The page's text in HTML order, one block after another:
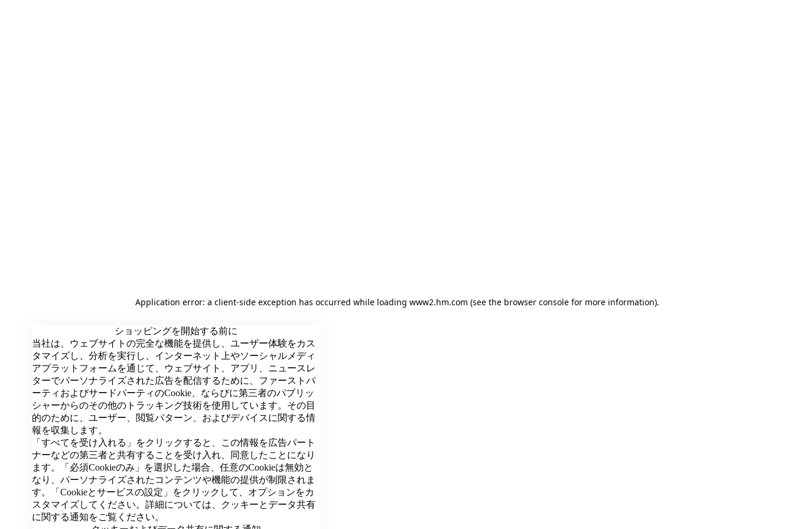
Application error: a client-side exception has occurred while loading www2.hm.com (see the browser console for more information).
ショッピングを開始する前に
当社は、ウェブサイトの完全な機能を提供し、ユーザー体験をカス
タマイズし、分析を実行し、インターネット上やソーシャルメディ
アプラットフォームを通じて、ウェブサイト、アプリ、ニュースレ
ターでパーソナライズされた広告を配信するために、ファーストパ
ーティおよびサードパーティのCookie、ならびに第三者のパブリッ
シャーからのその他のトラッキング技術を使用しています。その目
的のために、ユーザー、閲覧パターン、およびデバイスに関する情
報を収集します。
「すべてを受け入れる」をクリックすると、この情報を広告パート
ナーなどの第三者と共有することを受け入れ、同意したことになり
ます。「必須Cookieのみ」を選択した場合、任意のCookieは無効と
なり、パーソナライズされたコンテンツや機能の提供が制限されま
す。「Cookieとサービスの設定」をクリックして、オプションをカ
スタマイズしてください。詳細については、クッキーとデータ共有
に関する通知をご覧ください。